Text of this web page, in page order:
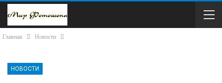
Главная Новости
НОВОСТИ